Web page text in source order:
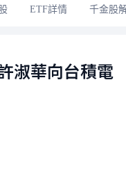
ETF詳情 千金股
淑華向台積電